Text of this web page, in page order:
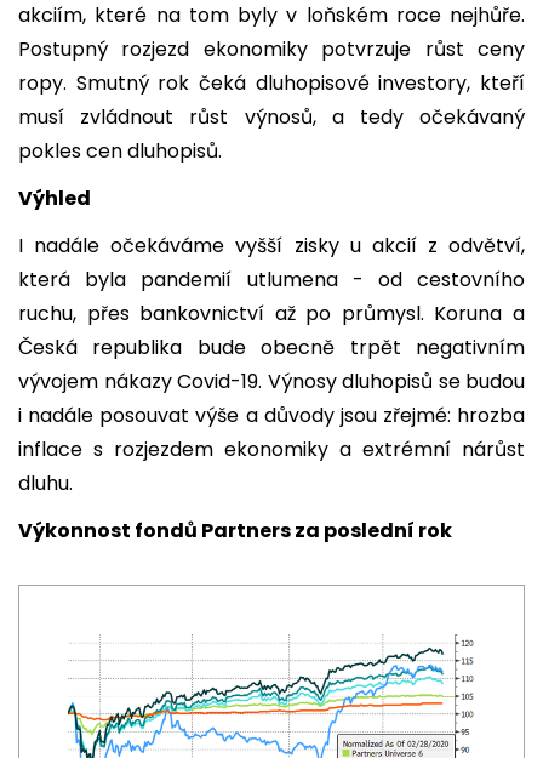
akciím, které na tom byly v loňském roce nejhůře.
Postupný rozjezd ekonomiky potvrzuje růst ceny
ropy. Smutný rok čeká dluhopisové investory, kteří
musí zvládnout růst výnosů, a tedy očekávaný
pokles cen dluhopisů.
Výhled
I nadále očekáváme vyšší zisky u akcií z odvětví,
která byla pandemií utlumena - od cestovního
ruchu, přes bankovnictví až po průmysl. Koruna a
Česká republika bude obecně trpět negativním
vývojem nákazy Covid-19. Výnosy dluhopisů se budou
i nadále posouvat výše a důvody jsou zřejmé: hrozba
inflace s rozjezdem ekonomiky a extrémní nárůst
dluhu.
Výkonnost fondů Partners za poslední rok